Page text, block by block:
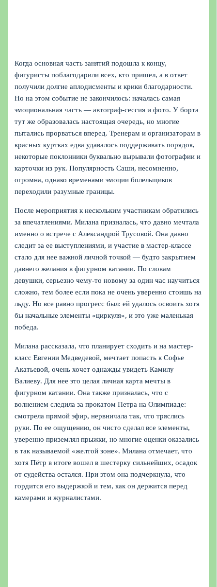
Когда основная часть занятий подошла к концу,
фигуристы поблагодарили всех, кто пришел, а в ответ
получили долгие аплодисменты и крики благодарности.
Но на этом событие не закончилось: началась самая
эмоциональная часть — автограф-сессия и фото. У борта
тут же образовалась настоящая очередь, но многие
пытались прорваться вперед. Тренерам и организаторам в
красных куртках едва удавалось поддерживать порядок,
некоторые поклонники буквально вырывали фотографии и
карточки из рук. Популярность Саши, несомненно,
огромна, однако временами эмоции болельщиков
переходили разумные границы.
После мероприятия к нескольким участникам обратились
за впечатлениями. Милана призналась, что давно мечтала
именно о встрече с Александрой Трусовой. Она давно
следит за ее выступлениями, и участие в мастер-классе
стало для нее важной личной точкой — будто закрытием
давнего желания в фигурном катании. По словам
девушки, серьезно чему‑то новому за один час научиться
сложно, тем более если пока не очень уверенно стоишь на
льду. Но все равно прогресс был: ей удалось освоить хотя
бы начальные элементы «циркуля», и это уже маленькая
победа.
Милана рассказала, что планирует сходить и на мастер-
класс Евгении Медведевой, мечтает попасть к Софье
Акатьевой, очень хочет однажды увидеть Камилу
Валиеву. Для нее это целая личная карта мечты в
фигурном катании. Она также призналась, что с
волнением следила за прокатом Петра на Олимпиаде:
смотрела прямой эфир, нервничала так, что тряслись
руки. По ее ощущению, он чисто сделал все элементы,
уверенно приземлял прыжки, но многие оценки оказались
в так называемой «желтой зоне». Милана отмечает, что
хотя Пётр в итоге вошел в шестерку сильнейших, осадок
от судейства остался. При этом она подчеркнула, что
гордится его выдержкой и тем, как он держится перед
камерами и журналистами.